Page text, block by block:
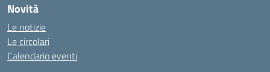
Novità
Le notizie
Le circolari
Calendario eventi